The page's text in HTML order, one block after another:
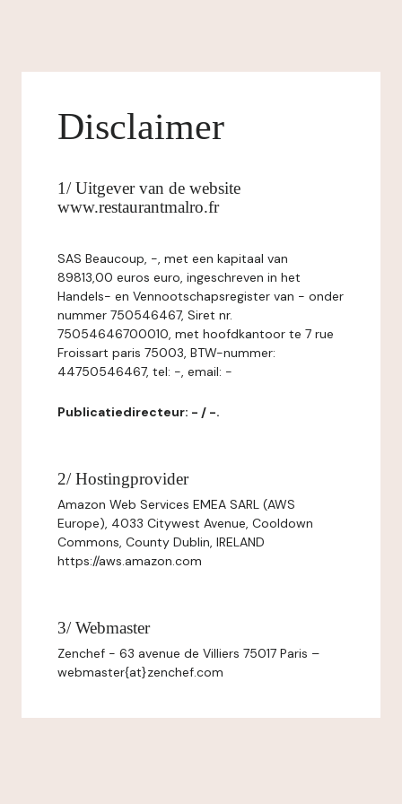
Disclaimer
1/ Uitgever van de website
www.restaurantmalro.fr
SAS Beaucoup, -, met een kapitaal van
89813,00 euros euro, ingeschreven in het
Handels- en Vennootschapsregister van - onder
nummer 750546467, Siret nr.
75054646700010, met hoofdkantoor te 7 rue
Froissart paris 75003, BTW-nummer:
44750546467, tel: -, email: -
Publicatiedirecteur: - / -.
2/ Hostingprovider
Amazon Web Services EMEA SARL (AWS
Europe), 4033 Citywest Avenue, Cooldown
Commons, County Dublin, IRELAND
https://aws.amazon.com
3/ Webmaster
Zenchef - 63 avenue de Villiers 75017 Paris –
webmaster{at}zenchef.com